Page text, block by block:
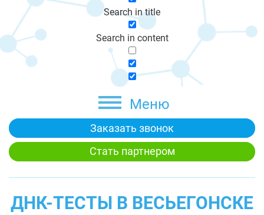
Search in title
Search in content
Меню
Заказать звонок
Стать партнером
ДНК-ТЕСТЫ В ВЕСЬЕГОНСКЕ